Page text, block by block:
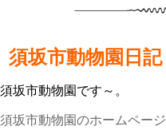
須坂市動物園日記
須坂市動物園です～。
須坂市動物園のホームページ